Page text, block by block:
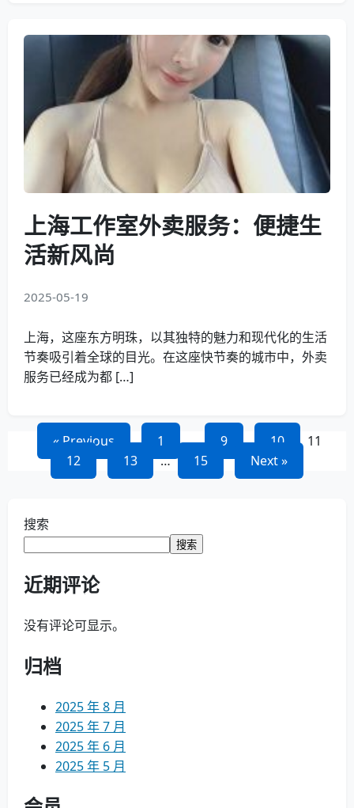
上海工作室外卖服务：便捷生
活新风尚
2025-05-19
上海，这座东方明珠，以其独特的魅力和现代化的生活
节奏吸引着全球的目光。在这座快节奏的城市中，外卖
服务已经成为都 […]
航
« Previous 1 … 9 10
11
12
13 … 15 Next »
搜索
搜索
近期评论
没有评论可显示。
归档
2025 年 8 月
2025 年 7 月
2025 年 6 月
2025 年 5 月